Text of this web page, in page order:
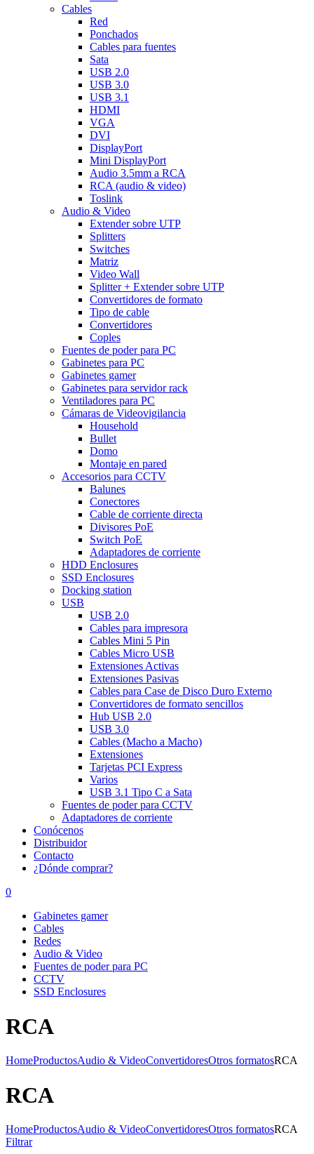
Cables
Red
Ponchados
Cables para fuentes
Sata
USB 2.0
USB 3.0
USB 3.1
HDMI
VGA
DVI
DisplayPort
Mini DisplayPort
Audio 3.5mm a RCA
RCA (audio & video)
Toslink
Audio & Video
Extender sobre UTP
Splitters
Switches
Matriz
Video Wall
Splitter + Extender sobre UTP
Convertidores de formato
Tipo de cable
Convertidores
Coples
Fuentes de poder para PC
Gabinetes para PC
Gabinetes gamer
Gabinetes para servidor rack
Ventiladores para PC
Cámaras de Videovigilancia
Household
Bullet
Domo
Montaje en pared
Accesorios para CCTV
Balunes
Conectores
Cable de corriente directa
Divisores PoE
Switch PoE
Adaptadores de corriente
HDD Enclosures
SSD Enclosures
Docking station
USB
USB 2.0
Cables para impresora
Cables Mini 5 Pin
Cables Micro USB
Extensiones Activas
Extensiones Pasivas
Cables para Case de Disco Duro Externo
Convertidores de formato sencillos
Hub USB 2.0
USB 3.0
Cables (Macho a Macho)
Extensiones
Tarjetas PCI Express
Varios
USB 3.1 Tipo C a Sata
Fuentes de poder para CCTV
Adaptadores de corriente
Conócenos
Distribuidor
Contacto
¿Dónde comprar?
0
Gabinetes gamer
Cables
Redes
Audio & Video
Fuentes de poder para PC
CCTV
SSD Enclosures
RCA
HomeProductosAudio & VideoConvertidoresOtros formatosRCA
RCA
HomeProductosAudio & VideoConvertidoresOtros formatosRCA
Filtrar